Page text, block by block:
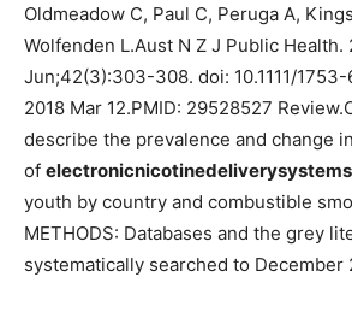
Oldmeadow C, Paul C, Peruga A,
Wolfenden L.Aust N Z J Public Health.
Jun;42(3):303-308. doi: 10.1111/1753-
2018 Mar 12.PMID: 29528527
describe the prevalence and change
of electronicnicotinedeliverysystems
youth by country and combustible
METHODS: Databases and the grey
systematically searched to December